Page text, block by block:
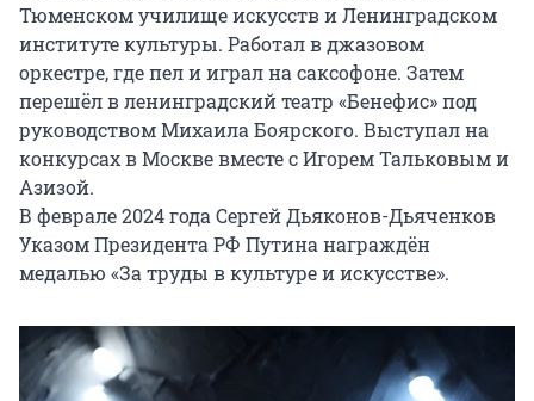
Тюменском училище искусств и Ленинградском
институте культуры. Работал в джазовом
оркестре, где пел и играл на саксофоне. Затем
перешёл в ленинградский театр «Бенефис» под
руководством Михаила Боярского. Выступал на
конкурсах в Москве вместе с Игорем Тальковым и
Азизой.
В феврале 2024 года Сергей Дьяконов-Дьяченков
Указом Президента РФ Путина награждён
медалью «За труды в культуре и искусстве».